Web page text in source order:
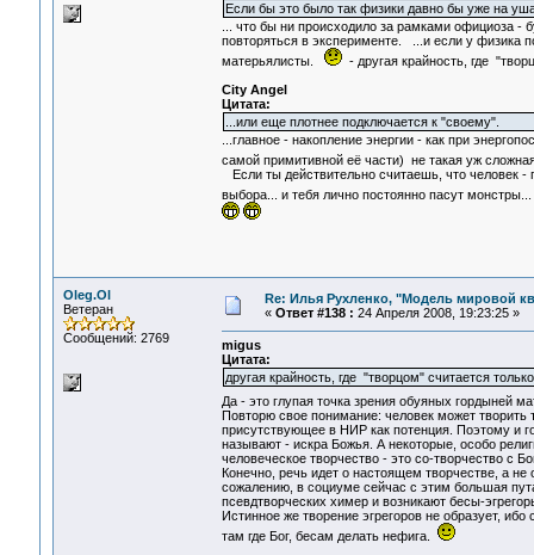
Если бы это было так физики давно бы уже на
... что бы ни происходило за рамками официоза -
повторяться в эксперименте. ...и если у физика
матерьялисты.
- другая крайность, где
City Angel
Цитата:
...или еще плотнее подключается к "своему".
...главное - накопление энергии - как при
самой примитивной её части) не такая уж
Если ты действительно считаешь, что человек -
выбора... и тебя лично постоянно пасут
Oleg.Ol
Ветеран
Сообщений: 2769
Re: Илья Рухленко, "Модель мировой
« Ответ #138 : 24 Апреля 2008, 19:23:25 »
migus
Цитата:
другая крайность, где "творцом" считается
Да - это глупая точка зрения обуяных гордыней
Повторю свое понимание: человек может творить
присутствующее в НИР как потенция. Поэтому и
называют - искра Божья. А некоторые, особо
человеческое творчество - это со-творчество с
Конечно, речь идет о настоящем творчестве, а
сожалению, в социуме сейчас с этим большая
псевдтворческих химер и возникают бесы-
Истинное же творение эгрегоров не образует,
там где Бог, бесам делать нефига.